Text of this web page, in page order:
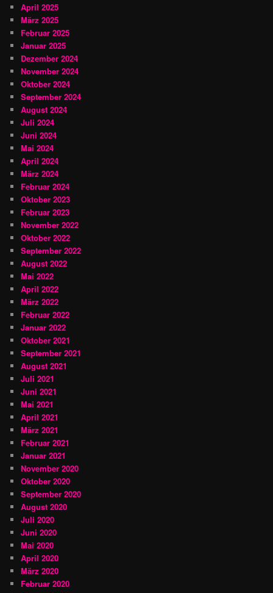
April 2025
März 2025
Februar 2025
Januar 2025
Dezember 2024
November 2024
Oktober 2024
September 2024
August 2024
Juli 2024
Juni 2024
Mai 2024
April 2024
März 2024
Februar 2024
Oktober 2023
Februar 2023
November 2022
Oktober 2022
September 2022
August 2022
Mai 2022
April 2022
März 2022
Februar 2022
Januar 2022
Oktober 2021
September 2021
August 2021
Juli 2021
Juni 2021
Mai 2021
April 2021
März 2021
Februar 2021
Januar 2021
November 2020
Oktober 2020
September 2020
August 2020
Juli 2020
Juni 2020
Mai 2020
April 2020
März 2020
Februar 2020